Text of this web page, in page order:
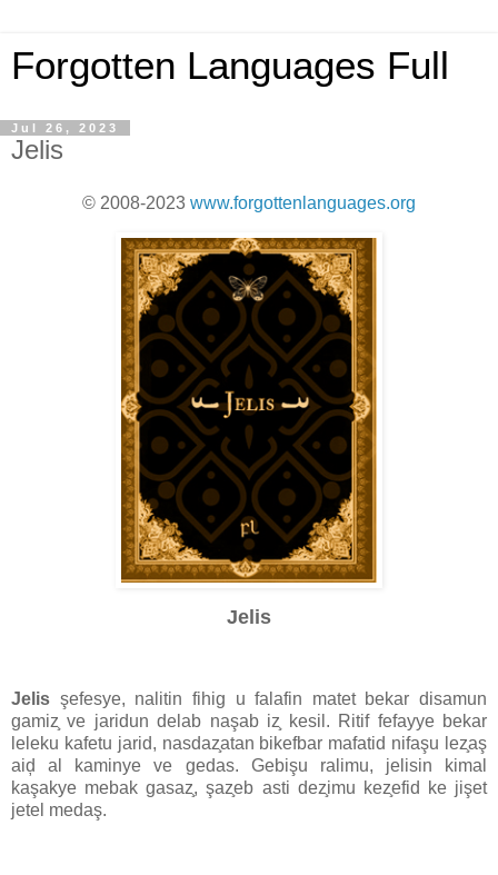
Forgotten Languages Full
Jul 26, 2023
Jelis
© 2008-2023 www.forgottenlanguages.org
Jelis
Jelis şefesye, nalitin fihig u falafin matet bekar disamun
gamiz̧ ve jaridun delab naşab iz̧ kesil. Ritif fefayye bekar
leleku kafetu jarid, nasdaz̧atan bikefbar mafatid nifaşu lez̧aş
aiḑ al kaminye ve gedas. Gebişu ralimu, jelisin kimal
kaşakye mebak gasaz̧, şaz̧eb asti dez̧imu kez̧efid ke jişet
jetel medaş.